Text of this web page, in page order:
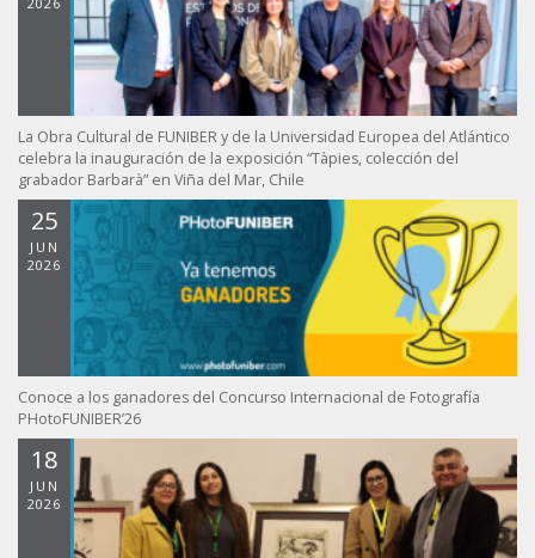
La Obra Cultural de FUNIBER y de la Universidad Europea del Atlántico
celebra la inauguración de la exposición “Tàpies, colección del
grabador Barbarà” en Viña del Mar, Chile
25
JUN
2026
Conoce a los ganadores del Concurso Internacional de Fotografía
PHotoFUNIBER’26
18
JUN
2026